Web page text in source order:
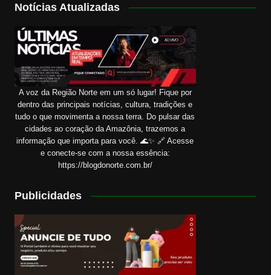
Notícias Atualizadas
A voz da Região Norte em um só lugar! Fique por
dentro das principais notícias, cultura, tradições e
tudo o que movimenta a nossa terra. Do pulsar das
cidades ao coração da Amazônia, trazemos a
informação que importa para você. 🌊✨ 🔗 Acesse
e conecte-se com a nossa essência:
https://blogdonorte.com.br/
Publicidades